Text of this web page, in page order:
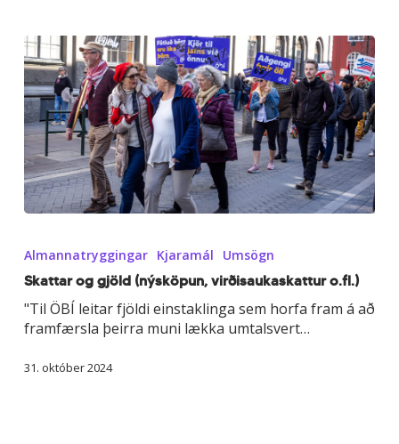
gjöld
(nýsköpun,
virðisaukaskattur
o.fl.)
Almannatryggingar Kjaramál Umsögn
Skattar og gjöld (nýsköpun, virðisaukaskattur o.fl.)
"Til ÖBÍ leitar fjöldi einstaklinga sem horfa fram á að
framfærsla þeirra muni lækka umtalsvert…
31. október 2024